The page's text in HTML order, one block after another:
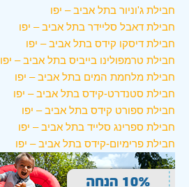
חבילת ג'וניור בתל אביב – יפו
חבילת דאבל סליידר בתל אביב – יפו
חבילת דיסקו קידס בתל אביב – יפו
חבילת טרמפולינו בייביס בתל אביב – יפו
חבילת מלחמת המים בתל אביב – יפו
חבילת סטנדרט-קידס בתל אביב – יפו
חבילת ספורט קידס בתל אביב – יפו
חבילת ספרינג סלייד בתל אביב – יפו
חבילת פרימיום-קידס בתל אביב – יפו